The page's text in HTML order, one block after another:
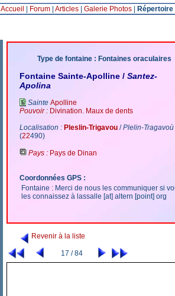
Accueil Forum| Articles| Galerie Photos|
Type de fontaine : Fontaines oraculaires
Fontaine Sainte-Apolline / Santez-
Apolina
Sainte Apolline
Pouvoir : Divination. Maux de dents
Localisation : Pleslin-Trigavou /Plelin-Tragavoù
(22490)
Pays : Pays de Dinan
Coordonnées GPS :
Fontaine : Merci de nous les communiquer si
les connaissez à lassalle [at] altern [point] org
Revenir à la liste
17 / 84